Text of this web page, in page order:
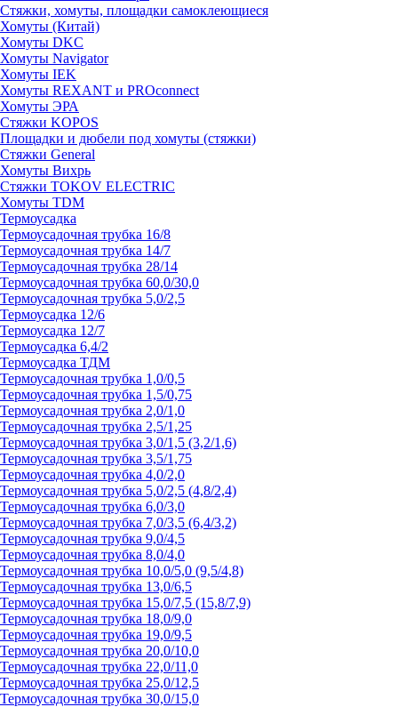
Стяжки, хомуты, площадки самоклеющиеся
Хомуты (Китай)
Хомуты DKC
Хомуты Navigator
Хомуты IEK
Хомуты REXANT и PROconnect
Хомуты ЭРА
Стяжки KOPOS
Площадки и дюбели под хомуты (стяжки)
Стяжки General
Хомуты Вихрь
Стяжки TOKOV ELECTRIC
Хомуты TDM
Термоусадка
Термоусадочная трубка 16/8
Термоусадочная трубка 14/7
Термоусадочная трубка 28/14
Термоусадочная трубка 60,0/30,0
Термоусадочная трубка 5,0/2,5
Термоусадка 12/6
Термоусадка 12/7
Термоусадка 6,4/2
Термоусадка ТДМ
Термоусадочная трубка 1,0/0,5
Термоусадочная трубка 1,5/0,75
Термоусадочная трубка 2,0/1,0
Термоусадочная трубка 2,5/1,25
Термоусадочная трубка 3,0/1,5 (3,2/1,6)
Термоусадочная трубка 3,5/1,75
Термоусадочная трубка 4,0/2,0
Термоусадочная трубка 5,0/2,5 (4,8/2,4)
Термоусадочная трубка 6,0/3,0
Термоусадочная трубка 7,0/3,5 (6,4/3,2)
Термоусадочная трубка 9,0/4,5
Термоусадочная трубка 8,0/4,0
Термоусадочная трубка 10,0/5,0 (9,5/4,8)
Термоусадочная трубка 13,0/6,5
Термоусадочная трубка 15,0/7,5 (15,8/7,9)
Термоусадочная трубка 18,0/9,0
Термоусадочная трубка 19,0/9,5
Термоусадочная трубка 20,0/10,0
Термоусадочная трубка 22,0/11,0
Термоусадочная трубка 25,0/12,5
Термоусадочная трубка 30,0/15,0